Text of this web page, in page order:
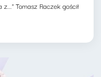
Tomasz Raczek gościł